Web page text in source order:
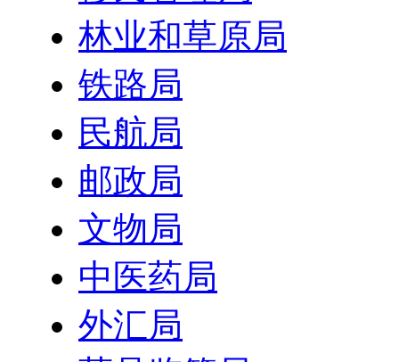
林业和草原局
铁路局
民航局
邮政局
文物局
中医药局
外汇局